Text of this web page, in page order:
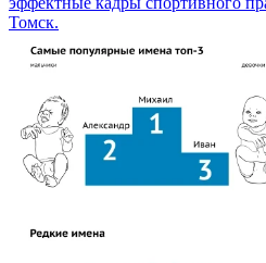
Томск.